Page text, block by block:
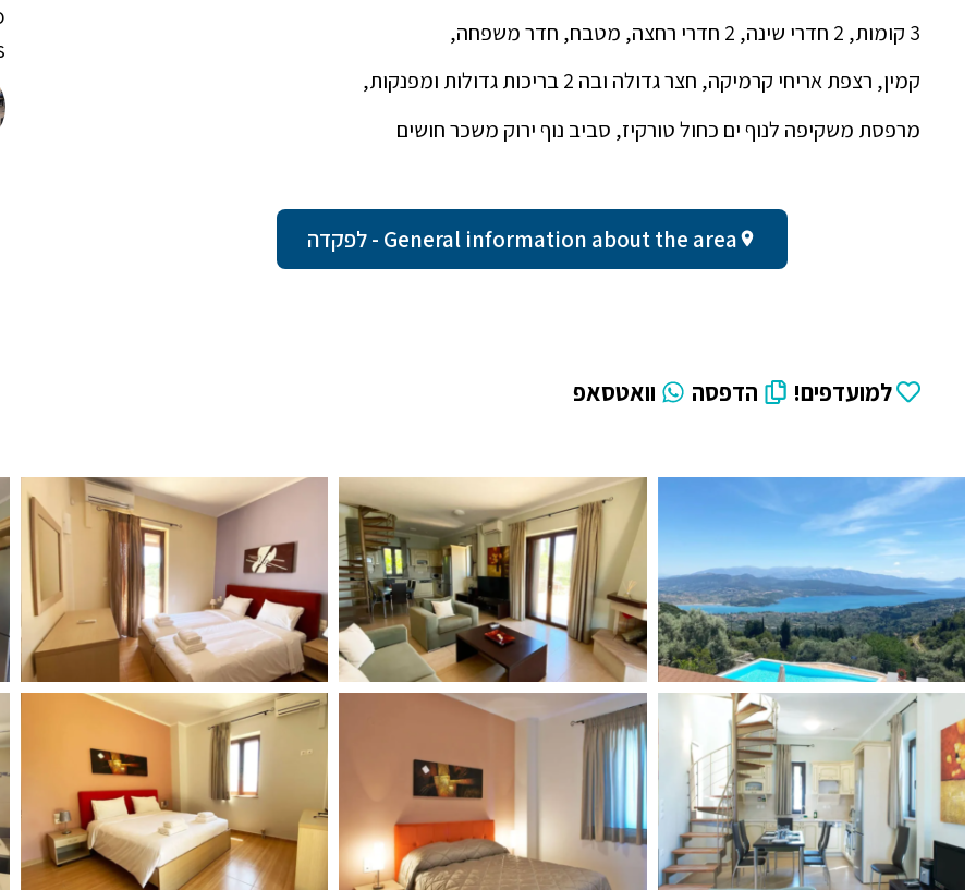
3 קומות, 2 חדרי שינה, 2 חדרי רחצה, מטבח, חדר משפחה,
קמין, רצפת אריחי קרמיקה, חצר גדולה ובה 2 בריכות גדולות ומפנקות,
מרפסת משקיפה לנוף ים כחול טורקיז, סביב נוף ירוק משכר חושים
General information about the area - לפקדה
למועדפים! הדפסה וואטסאפ